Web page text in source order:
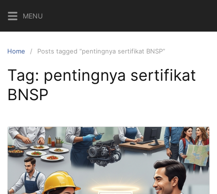
content
MENU
Home Posts tagged “pentingnya sertifikat BNSP”
Tag: pentingnya sertifikat
BNSP